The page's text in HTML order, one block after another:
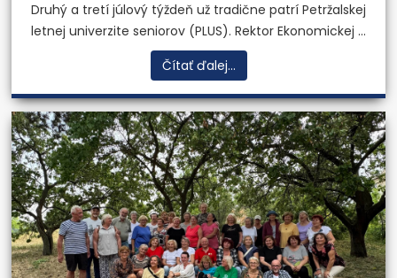
Druhý a tretí júlový týždeň už tradične patrí Petržalskej
letnej univerzite seniorov (PLUS). Rektor Ekonomickej ...
Čítať ďalej...